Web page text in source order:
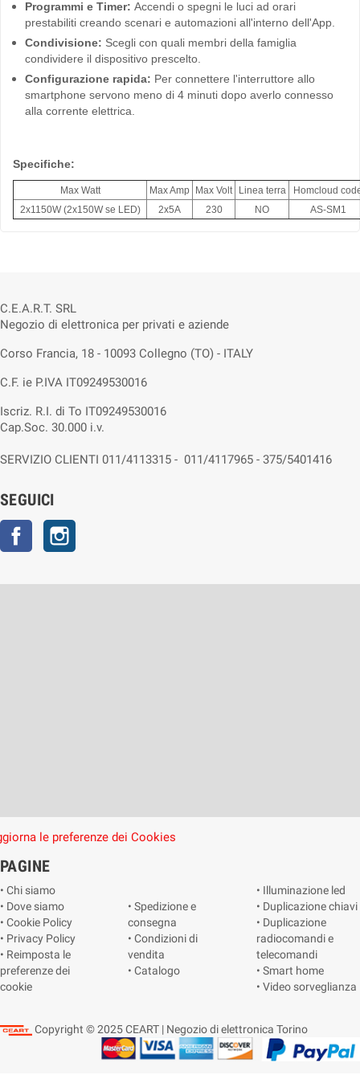
Programmi e Timer: Accendi o spegni le luci ad orari
prestabiliti creando scenari e automazioni all'interno dell'App.
Condivisione: Scegli con quali membri della famiglia
condividere il dispositivo prescelto.
Configurazione rapida: Per connettere l'interruttore allo
smartphone servono meno di 4 minuti dopo averlo connesso
alla corrente elettrica.
Specifiche:
Max Watt Max Amp Max Volt Linea terra
Homcloud
2x1150W (2x150W se LED)
2x5A 230 NO AS-SM1
C.E.A.R.T. SRL
Negozio di elettronica per privati e aziende
Corso Francia, 18 - 10093 Collegno (TO) - ITALY
C.F. ie P.IVA IT09249530016
Iscriz. R.I. di To IT09249530016
Cap.Soc. 30.000 i.v.
SERVIZIO CLIENTI 011/4113315 - 011/4117965 - 375/5401416
SEGUICI
Facebook
le preferenze dei Cookies
PAGINE
• Chi siamo
• Dove siamo
• Cookie Policy
• Privacy Policy
• Reimposta le
preferenze dei
cookie
• Spedizione e
consegna
• Condizioni di
vendita
• Catalogo
• Illuminazione led
• Duplicazione chiavi
• Duplicazione
radiocomandi e
telecomandi
• Smart home
• Video sorveglianza
Copyright © 2025 CEART | Negozio di elettronica Torino